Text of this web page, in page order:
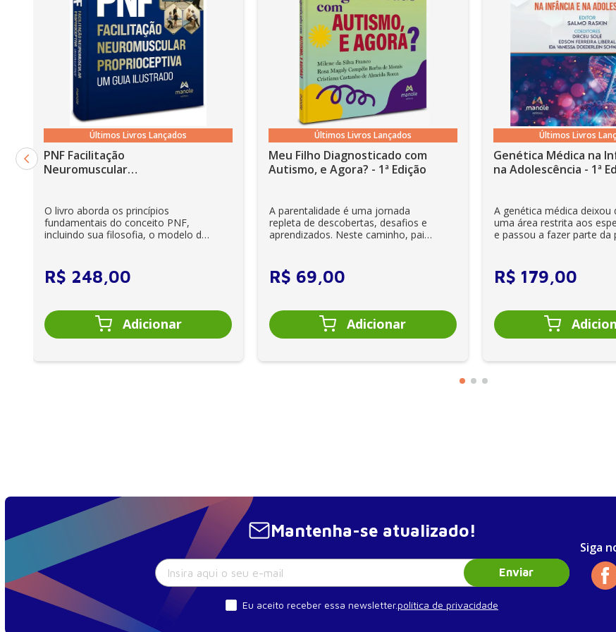
Adultos 31
Conclusão 31
Referências 32
16 TRANSTORNO DE IDENTIDADE DE GÊNERO
Capítulo 2. AVALIAÇÃO CLÍNICA NO TRANSTORNO DE
IDENTIDADE DE GÊNERO 37
Introdução 37
Avaliação clínica inicial 38
Decisão clínica 42
Binders 44
Termo de consentimento informado 46
Conclusão 48
Despatologização das identidades trans 57
Saúde mental e morbidades psiquiátricas 59
Papel do psiquiatra no processo de afirmação de
gênero 61
Conclusão 65
Referências 66
Últimos Livros Lançados
PNF Facilitação
Neuromuscular
O livro aborda os princípios
fundamentais do conceito PNF,
incluindo sua filosofia, o modelo da
R$ 248,00
Últimos Livros Lançados
Meu Filho Diagnosticado com
Autismo, e Agora? - 1ª Edição
A parentalidade é uma jornada
repleta de descobertas, desafios e
aprendizados. Neste caminho, pais
R$ 69,00
Últimos Livros
Genética Médica na
na Adolescência - 1ª
A genética médica deixou
uma área restrita aos
e passou a fazer parte da
R$ 179,00
Mantenha-se atualizado!
Enviar
Eu aceito receber essa newsletter.política de privacidade
Siga